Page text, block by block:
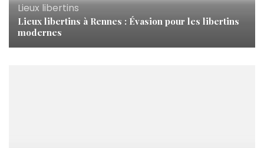
Lieux libertins
Lieux libertins à Rennes : Évasion pour les libertins
modernes